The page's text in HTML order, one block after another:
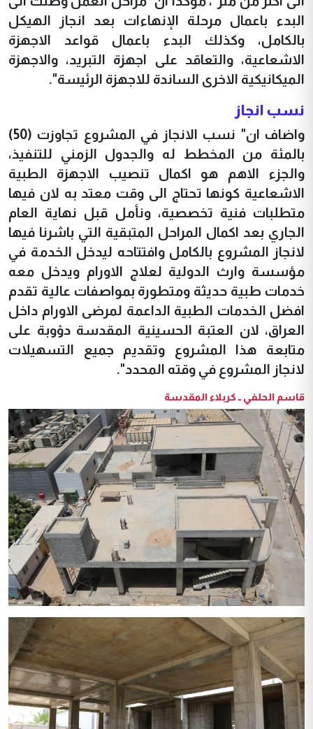
البدء باعمال مرحلة الإنهاءات بعد انجاز الهيكل
بالكامل، وكذلك البدء باعمال قواعد الاجهزة
الاشعاعية، والتعاقد على اجهزة التبريد، والاجهزة
الميكانيكية الاخرى الساندة للاجهزة الرئيسة".
نسب انجاز
واضاف ان" نسب الانجاز في المشروع تجاوزت (50)
بالمئة من المخطط له والجدول الزمني للتنفيذ،
والجزء الاهم هو اكمال تنصيب الاجهزة الطبية
الاشعاعية كونها تحتاج الى وقت معتد به لان فيها
متطلبات فنية تخصصية، ونأمل قبل نهاية العام
الجاري بعد اكمال المراحل المتبقية التي باشرنا فيها
لانجاز المشروع بالكامل وافتتاحه ليدخل الخدمة في
مؤسسة وارث الدولية لعلاج الاورام ويدخل معه
خدمات طبية حديثة ومتطورة بمواصفات عالية تقدم
افضل الخدمات الطبية الداعمة لمرضى الاورام داخل
العراق، لان العتبة الحسينية المقدسة دؤوبة على
متابعة هذا المشروع وتقديم جميع التسهيلات
لانجاز المشروع في وقته المحدد".
قاسم الحلفي ــ كربلاء المقدسة